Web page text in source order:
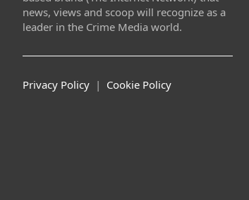
news, views and scoop will recognize as a
leader in the Crime Media world.
Privacy Policy | Cookie Policy